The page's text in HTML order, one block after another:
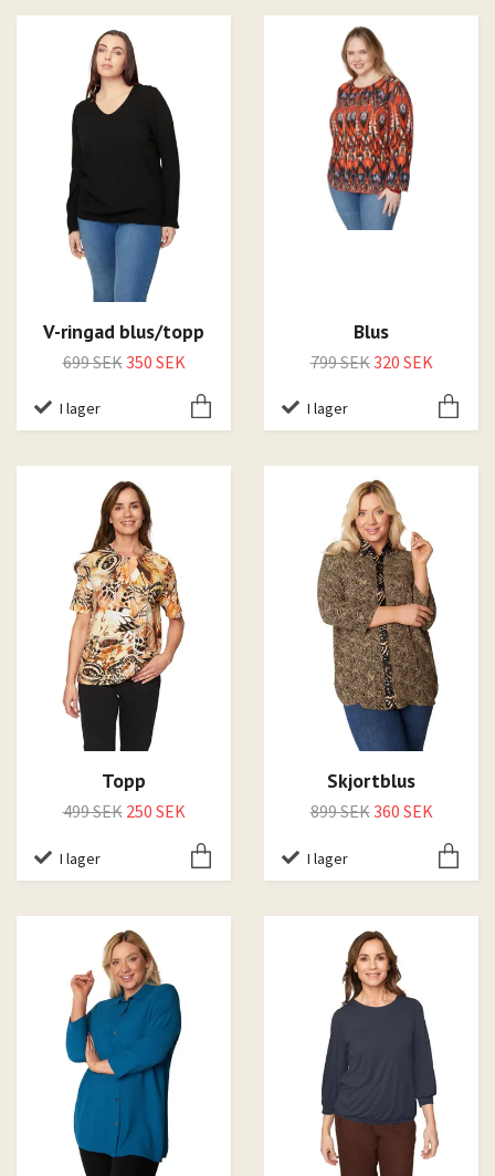
V-ringad blus/topp
699 SEK350 SEK
I lager
Blus
799 SEK320 SEK
I lager
Topp
499 SEK 250 SEK
I lager
Skjortblus
899 SEK360 SEK
I lager